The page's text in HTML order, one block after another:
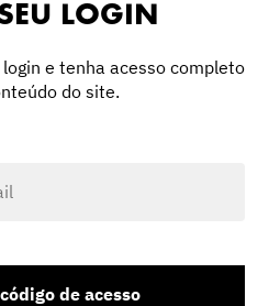
LOGIN
e tenha acesso completo
do site.
de acesso